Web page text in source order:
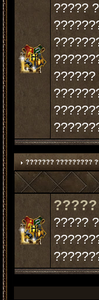
?????
??????? ?????????
?????
?????